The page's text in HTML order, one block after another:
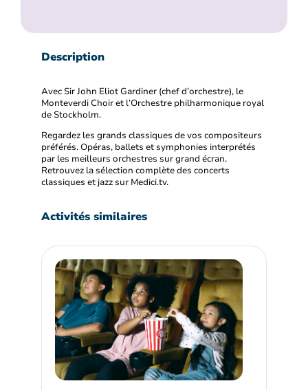
Description
Avec Sir John Eliot Gardiner (chef d’orchestre), le
Monteverdi Choir et l’Orchestre philharmonique royal
de Stockholm.
Regardez les grands classiques de vos compositeurs
préférés. Opéras, ballets et symphonies interprétés
par les meilleurs orchestres sur grand écran.
Retrouvez la sélection complète des concerts
classiques et jazz sur Medici.tv.
Activités similaires